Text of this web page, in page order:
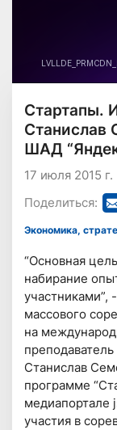
Стартапы.
Станислав
ШАД
17 июля 2015 г.
Поделиться:
Экономика,
“Основная
набирание
участниками”,
массового
на
Станислав
программе
медиапортале
участия в